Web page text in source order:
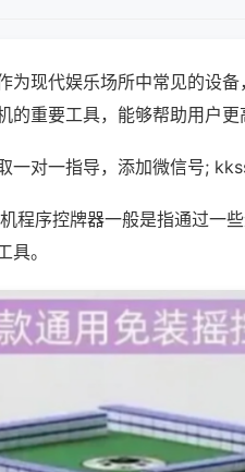
为现代娱乐场所中常见的设
重要工具，能够帮助用户更
一对一指导，添加微信号;
程序控牌器一般是指通过一
。